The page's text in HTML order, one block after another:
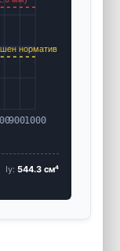
Iy: 544.3 см⁴